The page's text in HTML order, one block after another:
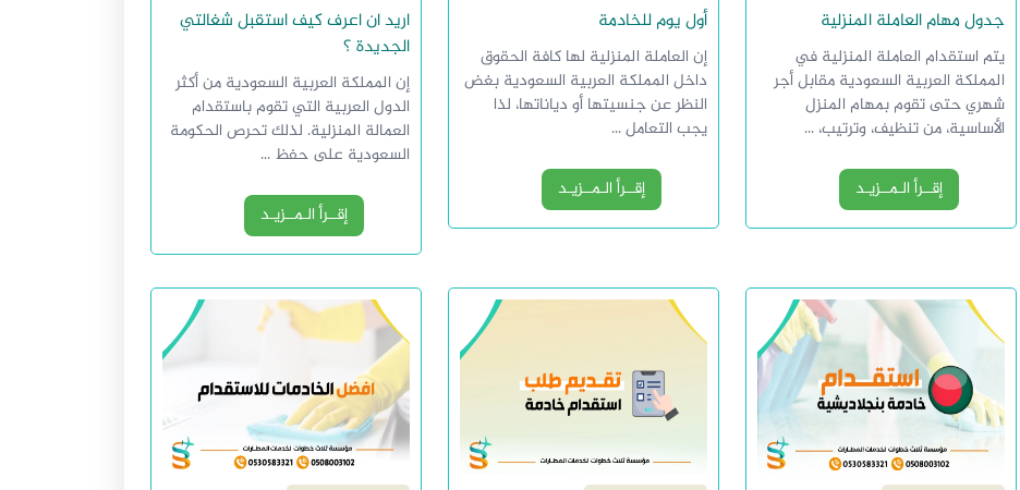
جدول مهام العاملة المنزلية
يتم استقدام العاملة المنزلية في
المملكة العربية السعودية مقابل أجر
شهري حتى تقوم بمهام المنزل
الأساسية، من تنظيف، وترتيب، ...
إقــرأ الـمــزيـد
أول يوم للخادمة
إن العاملة المنزلية لها كافة الحقوق
داخل المملكة العربية السعودية بغض
النظر عن جنسيتها أو دياناتها، لذا
يجب التعامل ...
إقــرأ الـمــزيـد
اريد ان اعرف كيف استقبل شغالتي
الجديدة ؟
إن المملكة العربية السعودية من أكثر
الدول العربية التي تقوم باستقدام
العمالة المنزلية. لذلك تحرص الحكومة
السعودية على حفظ ...
إقــرأ الـمــزيـد